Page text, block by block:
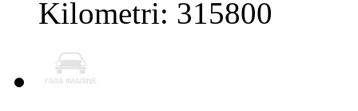
Kilometri: 315800